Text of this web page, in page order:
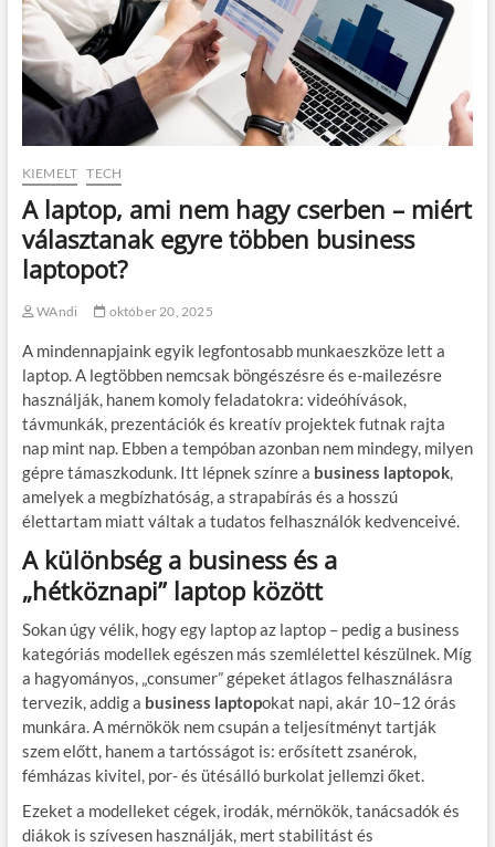
KIEMELT TECH
A laptop, ami nem hagy cserben – miért
választanak egyre többen business
laptopot?
WAndi október 20, 2025
A mindennapjaink egyik legfontosabb munkaeszköze lett a
laptop. A legtöbben nemcsak böngészésre és e-mailezésre
használják, hanem komoly feladatokra: videóhívások,
távmunkák, prezentációk és kreatív projektek futnak rajta
nap mint nap. Ebben a tempóban azonban nem mindegy, milyen
gépre támaszkodunk. Itt lépnek színre a business laptopok,
amelyek a megbízhatóság, a strapabírás és a hosszú
élettartam miatt váltak a tudatos felhasználók kedvenceivé.
A különbség a business és a
„hétköznapi” laptop között
Sokan úgy vélik, hogy egy laptop az laptop – pedig a business
kategóriás modellek egészen más szemlélettel készülnek. Míg
a hagyományos, „consumer” gépeket átlagos felhasználásra
tervezik, addig a business laptopokat napi, akár 10–12 órás
munkára. A mérnökök nem csupán a teljesítményt tartják
szem előtt, hanem a tartósságot is: erősített zsanérok,
fémházas kivitel, por- és ütésálló burkolat jellemzi őket.
Ezeket a modelleket cégek, irodák, mérnökök, tanácsadók és
diákok is szívesen használják, mert stabilitást és